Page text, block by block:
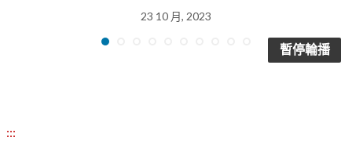
23 10 月, 2023
暫停輪播
:::